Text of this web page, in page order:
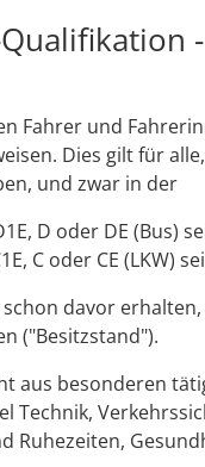
Fahrer und
Dies gilt für
und zwar in der
D oder DE (Bus)
C oder CE (LKW)
davor
("Besitzstand").
aus besonderen
Technik,
Ruhezeiten, Ge